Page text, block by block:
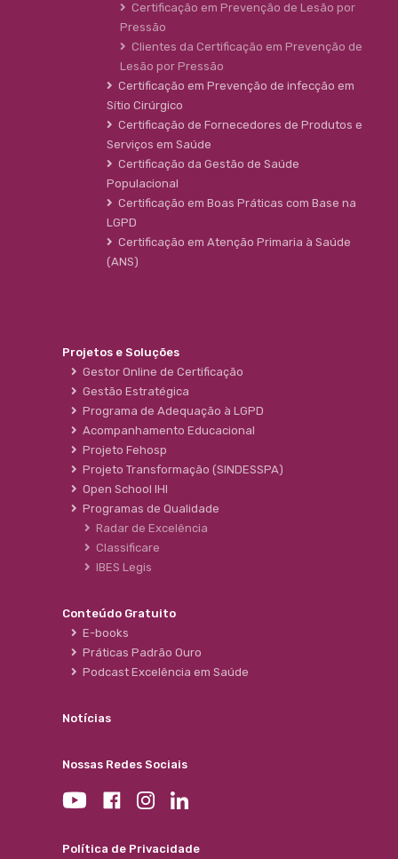
Certificação em Prevenção de Lesão por
Pressão
Clientes da Certificação em Prevenção de
Lesão por Pressão
Certificação em Prevenção de infecção em
Sítio Cirúrgico
Certificação de Fornecedores de Produtos e
Serviços em Saúde
Certificação da Gestão de Saúde
Populacional
Certificação em Boas Práticas com Base na
LGPD
Certificação em Atenção Primaria à Saúde
(ANS)
Projetos e Soluções
Gestor Online de Certificação
Gestão Estratégica
Programa de Adequação à LGPD
Acompanhamento Educacional
Projeto Fehosp
Projeto Transformação (SINDESSPA)
Open School IHI
Programas de Qualidade
Radar de Excelência
Classificare
IBES Legis
Conteúdo Gratuito
E-books
Práticas Padrão Ouro
Podcast Excelência em Saúde
Notícias
Nossas Redes Sociais
Política de Privacidade